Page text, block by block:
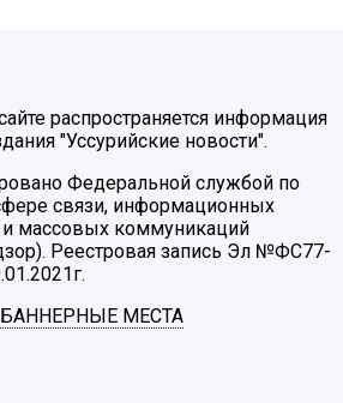
распространяется информация
"Уссурийские новости".
Федеральной службой по
связи, информационных
и массовых коммуникаций
Реестровая запись Эл №ФС77-
МЕСТА